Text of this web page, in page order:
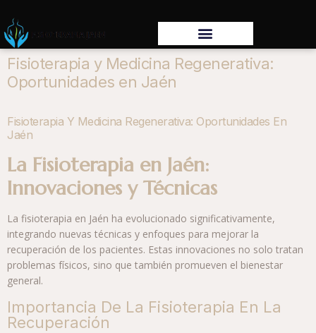
Fisioterapia y Medicina Regenerativa:
Oportunidades en Jaén
Fisioterapia Y Medicina Regenerativa: Oportunidades En
Jaén
La Fisioterapia en Jaén:
Innovaciones y Técnicas
La fisioterapia en Jaén ha evolucionado significativamente,
integrando nuevas técnicas y enfoques para mejorar la
recuperación de los pacientes. Estas innovaciones no solo tratan
problemas físicos, sino que también promueven el bienestar
general.
Importancia De La Fisioterapia En La
Recuperación